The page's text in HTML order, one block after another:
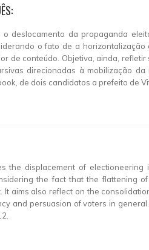
o deslocamento da propaganda
o fato de a
de conteúdo. Objetiva, ainda,
direcionadas à mobilização
de dois candidatos a prefeito de
the displacement of
the fact that the flattening
It aims also reflect on the
and persuasion of voters in